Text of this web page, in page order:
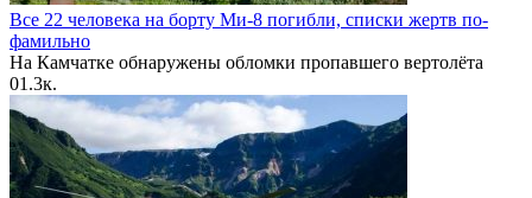
Все 22 человека на борту Ми-8 погибли, списки жертв по-
фамильно
На Камчатке обнаружены обломки пропавшего вертолёта
01.3к.